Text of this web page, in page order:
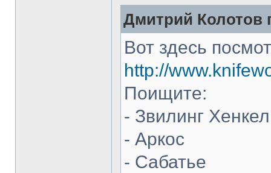
Дмитрий Колотов
Вот здесь
http://
Поищите:
- Звилинг
- Аркос
- Сабатье